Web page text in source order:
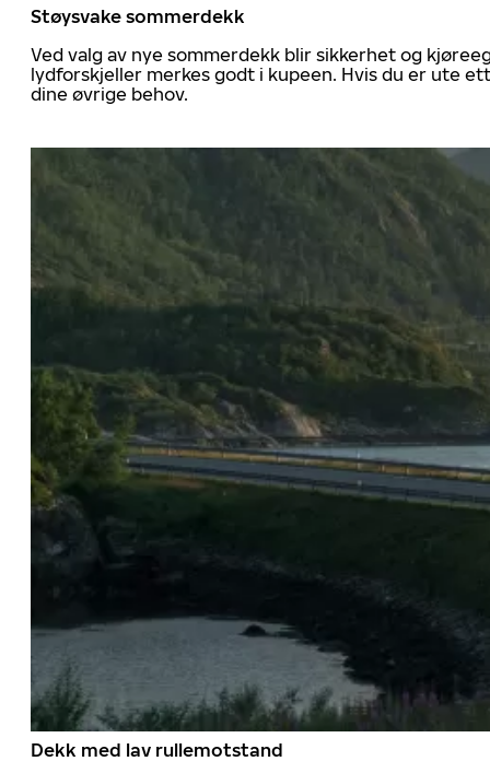
Støysvake sommerdekk
Ved valg av nye sommerdekk blir sikkerhet og
lydforskjeller merkes godt i kupeen. Hvis du er ute
dine øvrige behov.
Dekk med lav rullemotstand